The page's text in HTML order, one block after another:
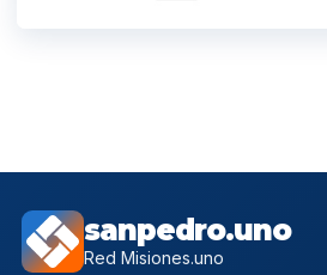
sanpedro.uno
Red Misiones.uno